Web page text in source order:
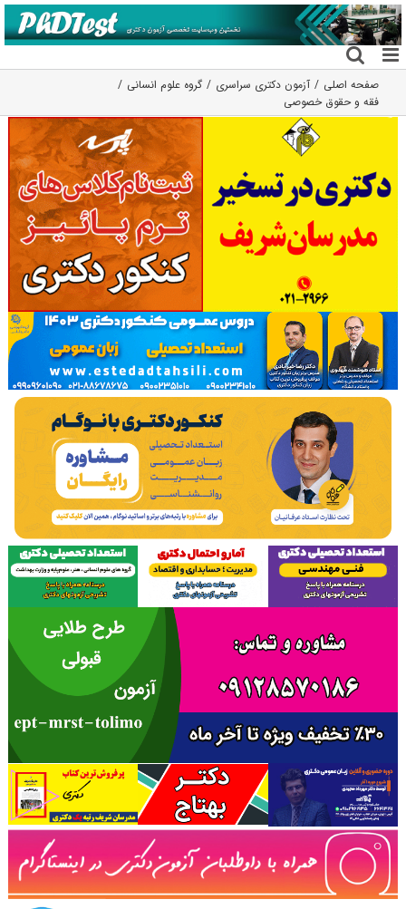
رفتن
به
محتوا
صفحه اصلی آزمون دکتری سراسری
گروه علوم انسانی
فقه و حقوق خصوصی